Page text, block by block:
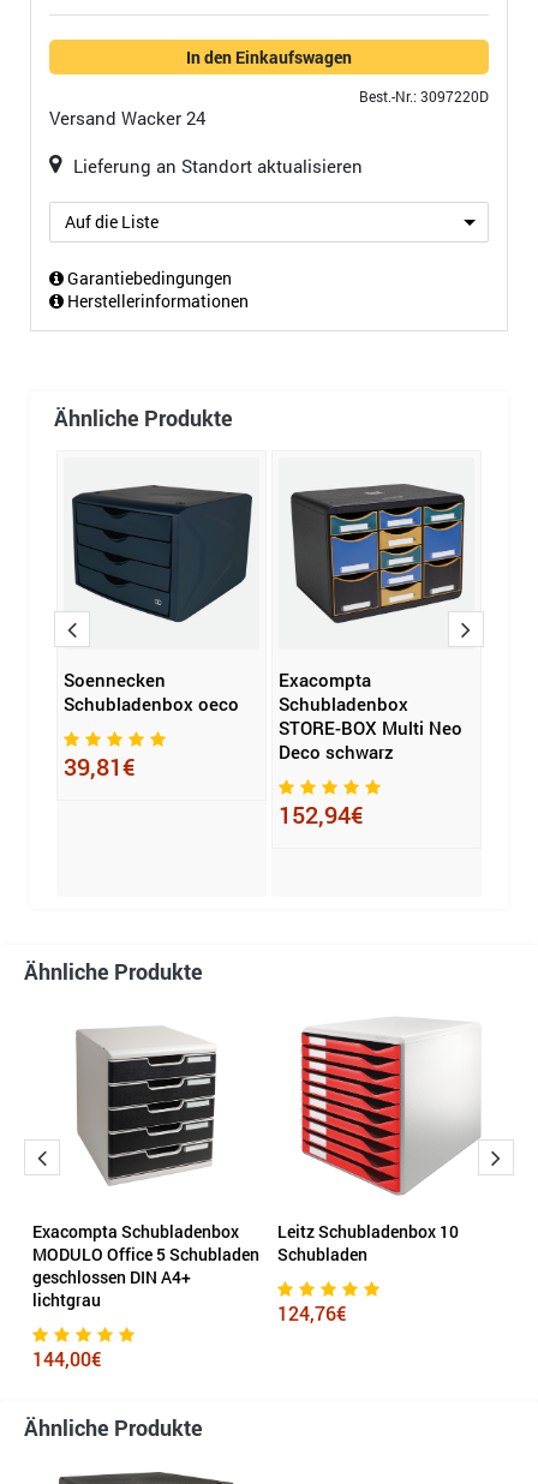
In den Einkaufswagen
Best.-Nr.: 3097220D
Versand Wacker 24
Lieferung an Standort aktualisieren
Auf die Liste
Garantiebedingungen
Herstellerinformationen
Ähnliche Produkte
Soennecken
Schubladenbox oeco
39,81€
Exacompta
Schubladenbox
STORE-BOX Multi Neo
Deco schwarz
152,94€
Ähnliche Produkte
Exacompta Schubladenbox
MODULO Office 5 Schubladen
geschlossen DIN A4+
lichtgrau
144,00€
Leitz Schubladenbox 10
Schubladen
124,76€
Ähnliche Produkte